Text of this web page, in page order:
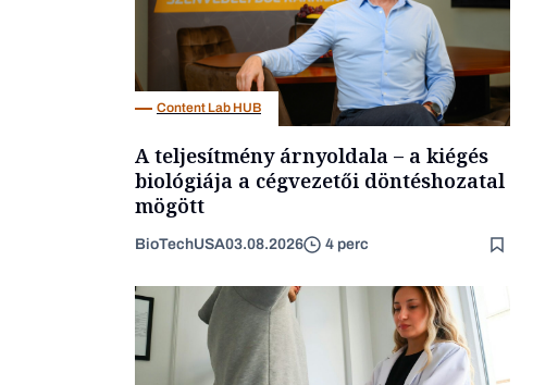
Content Lab HUB
A teljesítmény árnyoldala – a kiégés
biológiája a cégvezetői döntéshozatal
mögött
BioTechUSA03.08.2026 4 perc